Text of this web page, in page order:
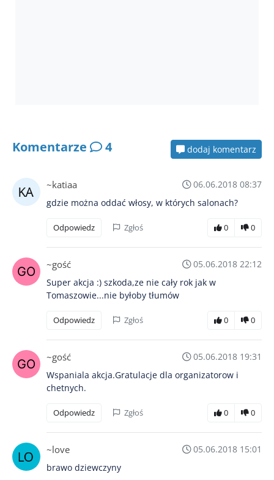
Komentarze 4 dodaj komentarz
~katiaa
06.06.2018 08:37
gdzie można oddać włosy, w których salonach?
Odpowiedz Zgłoś 0 0
~gość
05.06.2018 22:12
Super akcja :) szkoda,ze nie cały rok jak w
Tomaszowie...nie byłoby tłumów
Odpowiedz Zgłoś 0 0
~gość
05.06.2018 19:31
Wspaniala akcja.Gratulacje dla organizatorow i
chetnych.
Odpowiedz Zgłoś 0 0
~love
05.06.2018 15:01
brawo dziewczyny